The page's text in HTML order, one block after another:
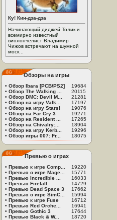
Ку! Кин-дза-дза
Начинающий диджей Толик и
всемирно известный
виолончелист Владимир
Чижов встречают на шумной
моск...
Обзоры на игры
• Обзор Ibara [PCB/PS2]
19684
• Обзор The Walking ...
20115
• Обзор DMC: Devil M...
21281
• Обзор на игру Valk...
17197
• Обзор на игру Stars!
19076
• Обзор на Far Cry 3
19271
• Обзор на Resident ...
17265
• Обзор на Chivalry:...
18904
• Обзор на игру Kerb...
19296
• Обзор игры 007: Fr... 18075
Превью о играх
• Превью к игре Comp...
19220
• Превью о игре Mage...
15771
• Превью Incredible ...
16033
• Превью Firefall
14729
• Превью Dead Space 3
17662
• Превью о игре SimC...
15994
• Превью к игре Fuse
16712
• Превью Red Orche...
16941
• Превью Gothic 3
17644
• Превью Black & W... 18720